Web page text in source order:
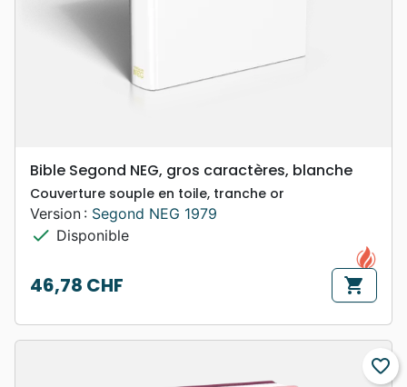
Bible Segond NEG, gros caractères, blanche
Couverture souple en toile, tranche or
Version : Segond NEG 1979
check Disponible
Prix
46,78 CHF shopping_cart
favorite_border